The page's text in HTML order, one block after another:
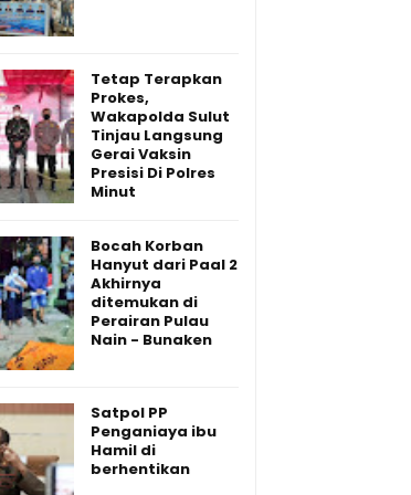
Tetap Terapkan
Prokes,
Wakapolda Sulut
Tinjau Langsung
Gerai Vaksin
Presisi Di Polres
Minut
Bocah Korban
Hanyut dari Paal 2
Akhirnya
ditemukan di
Perairan Pulau
Nain - Bunaken
Satpol PP
Penganiaya ibu
Hamil di
berhentikan